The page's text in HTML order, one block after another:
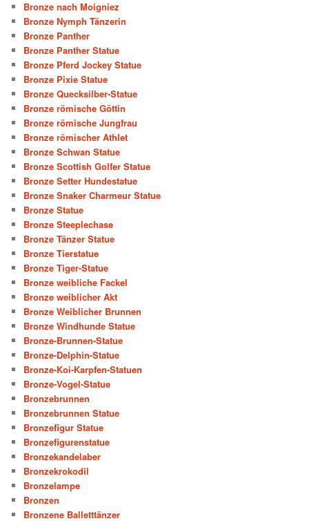
Bronze nach Moigniez
Bronze Nymph Tänzerin
Bronze Panther
Bronze Panther Statue
Bronze Pferd Jockey Statue
Bronze Pixie Statue
Bronze Quecksilber-Statue
Bronze römische Göttin
Bronze römische Jungfrau
Bronze römischer Athlet
Bronze Schwan Statue
Bronze Scottish Golfer Statue
Bronze Setter Hundestatue
Bronze Snaker Charmeur Statue
Bronze Statue
Bronze Steeplechase
Bronze Tänzer Statue
Bronze Tierstatue
Bronze Tiger-Statue
Bronze weibliche Fackel
Bronze weiblicher Akt
Bronze Weiblicher Brunnen
Bronze Windhunde Statue
Bronze-Brunnen-Statue
Bronze-Delphin-Statue
Bronze-Koi-Karpfen-Statuen
Bronze-Vogel-Statue
Bronzebrunnen
Bronzebrunnen Statue
Bronzefigur Statue
Bronzefigurenstatue
Bronzekandelaber
Bronzekrokodil
Bronzelampe
Bronzen
Bronzene Balletttänzer